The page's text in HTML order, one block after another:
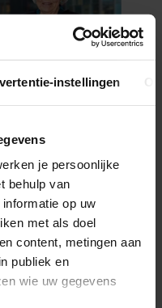
instellingen
je persoonlijke
behulp van
op uw
met als doel
content, metingen aan
publiek en
wie uw gegevens